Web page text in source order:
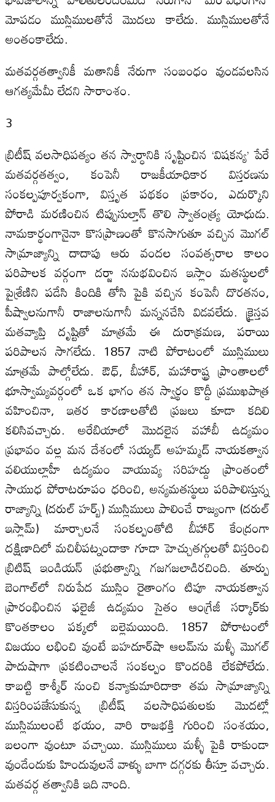
మోపడం ముస్లిములతోనే మొదలు కాలేదు. ముస్లిములతోనే
అంతంకాలేదు.
మతవర్గతత్వానికీ మతానికీ నేరుగా సంబంధం వుండవలసిన
ఆగత్యమేమీ లేదని సారాంశం.
3
బ్రిటీష్‌ వలసాధిపత్యం తన స్వార్ధానికి సృష్టించిన ‘విషకన్య’ పేరే
మతవర్గతత్వం, కంపెనీ రాజకీయాధికార విస్తరణను
సంకల్పపూర్వకంగా, విస్తృత పథకం ప్రకారం, ఎదుర్కొని
పోరాడి మరణించిన టిప్పుసుల్తాన్‌ తొలి స్వాతంత్య్ర యోధుడు.
నామకార్థంగానైనా కొసప్రాణంతో కొనసాగుతూ వచ్చిన మొగల్‌
సామ్రాజ్యాన్ని దాదాపు ఆరు వందల సంవత్సరాల కాలం
పరిపాలక వర్గంగా దర్జా ననుభవించిన ఇస్లాం మతస్థులలో
పైశ్రేణిని పడేసి కిందికి తోసి పైకి వచ్చిన కంపెనీ దొరతనం,
పీష్వాలనుగానీ రాజాలనుగానీ మన్ననచేసి విడవలేదు. క్రైస్తవ
మతవ్యాప్తి దృష్టితో మాత్రమే ఈ దురాక్రమణ, పరాయి
పరిపాలన సాగలేదు. 1857 నాటి పోరాటంలో ముస్లిములు
మాత్రమే పాల్గోలేదు. ఔధ్‌, బీహార్‌, మహారాష్ట్ర ప్రాంతాలలో
భూస్వామ్యవర్గంలో ఒక భాగం తన స్వార్థం కొద్దీ ప్రముఖపాత్ర
వహించినా, ఇతర కారణాలతోటి ప్రజలు కూడా కదిలి
కలిసివచ్చారు. అరేబియాలో మొదలైన వహాబీ ఉద్యమం
ప్రభావం వల్ల మన దేశంలో సయ్యద్‌ అహమ్మద్‌ నాయకత్వాన
వలియుల్లాహీ ఉద్యమం వాయువ్య సరిహద్దు ప్రాంతంలో
సాయుధ పోరాటరూపం ధరించి, అన్యమతస్థులు పరిపాలిస్తున్న
రాజ్యాన్ని (దరుల్‌ హర్బ్‌) ముస్లిములు పాలించే రాజ్యంగా (దరుల్‌
ఇస్లామ్‌) మార్చాలనే సంకల్పంతోటి బీహార్‌ కేంద్రంగా
దక్షిణాదిలో మచిలీపట్నందాకా గూడా హెచ్చుతగ్గులతో విస్తరించి
బ్రిటిష్‌ ఇండియన్‌ ప్రభుత్వాన్ని గజగజలాడిరచింది. తూర్పు
బెంగాల్‌లో నిరుపేద ముస్లిం రైతాంగం టిపూ నాయకత్వాన
ప్రారంభించిన ఫలైజీ ఉద్యమం సైతం ఆంగ్రేజీ సర్కార్‌కు
కొంతకాలం పక్కలో బల్లెమయింది. 1857 పోరాటంలో
విజయం లభించి వుంటే బహదూర్‌షా ఆలమ్‌ను మళ్ళీ మొగల్‌
పాదుషాగా ప్రకటించాలనే సంకల్పం కొందరికి లేకపోలేదు.
కాబట్టి కాశ్మీర్‌ నుంచి కన్యాకుమారిదాకా తమ సామ్రాజ్యాన్ని
విస్తరింపజేసుకున్న బ్రిటీష్‌ వలసాధిపతులకు మొదట్లో
ముస్లిములంటే భయం, వారి రాజభక్తి గురించి సంశయం,
బలంగా వుంటూ వచ్చాయి. ముస్లిములు మళ్ళీ పైకి రాకుండా
వుండేందుకు హిందువులనే వాళ్ళు బాగా దగ్గరకు తీస్తూ వచ్చారు.
మతవర్గ తత్వానికి ఇది నాంది.